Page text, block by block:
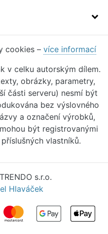
cookies – více informací
v celku autorským dílem.
obrázky, parametry,
části serveru) nesmí být
bez výslovného
a označení výrobků,
být registrovanými
vlastníků.
s.r.o.
Hlaváček